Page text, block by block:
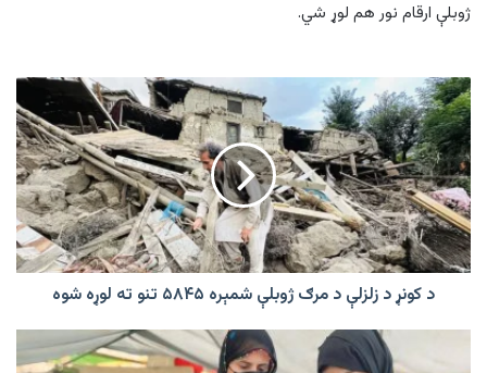
ژوبلې ارقام نور هم لوړ شي.
د
کونړ
د
زلزلې
د
مرګ
ژوبلې
شمېره
۵۸۴۵
د کونړ د زلزلې د مرګ ژوبلې شمېره ۵۸۴۵ تنو ته لوړه شوه